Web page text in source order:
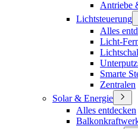
Antriebe
Lichtsteuerung
Alles
Licht-
Smarte
Zentralen
Solar & Energie
Alles entdecken